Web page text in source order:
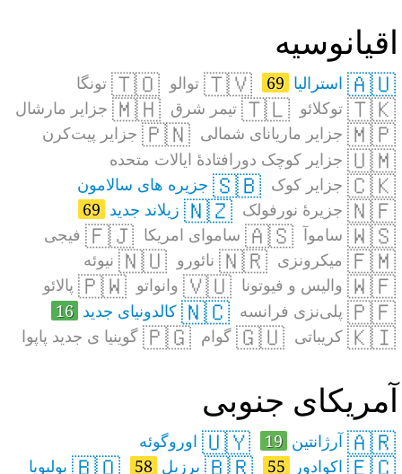
اقیانوسیه
🇦🇺استرالیا 69
🇹🇻توالو 🇹🇴تونگا
🇹🇰توکلائو 🇹🇱تیمر شرق 🇲🇭جزایر مارشال
🇲🇵جزایر ماریانای شمالی 🇵🇳جزایر پیت‌کرن
🇺🇲جزایر کوچک دورافتادهٔ ایالات متحده
🇨🇰جزایر کوک 🇸🇧جزیره های سالامون
🇳🇫جزیرهٔ نورفولک 🇳🇿زیلاند جدید 69
🇼🇸ساموآ 🇦🇸ساموای امریکا 🇫🇯فیجی
🇫🇲میکرونزی 🇳🇷نائورو 🇳🇺نیوئه
🇼🇫والیس و فیوتونا 🇻🇺وانواتو 🇵🇼پالائو
🇵🇫پلی‌نزی فرانسه 🇳🇨کالدونیای جدید 16
🇰🇮کریباتی 🇬🇺گوام 🇵🇬گوینیا ی جدید پاپوا
آمریکای جنوبی
🇦🇷آرژانتین 19
🇺🇾اوروگوئه
اکوادور 55 برزیل 58 بولیویا